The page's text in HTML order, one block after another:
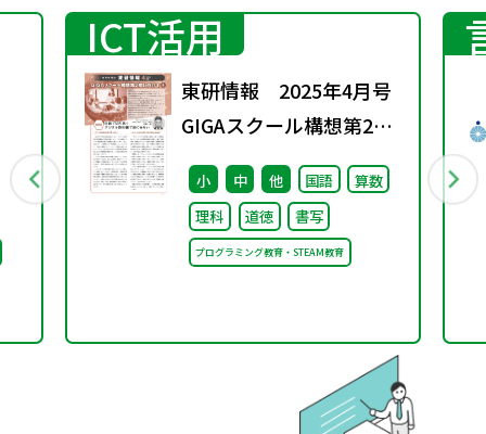
ICT活用
東研情報 2025年4月号
GIGAスクール構想第2期
に向けて ③
小 中 他 国語
算数
理科
道徳 書写
プログラミング教育・STEAM教育